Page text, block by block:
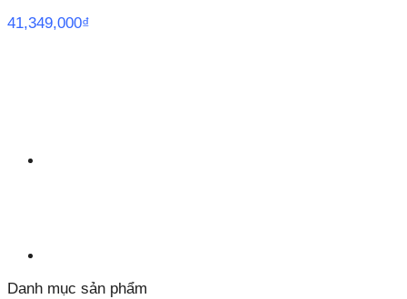
41,349,000₫
Danh mục sản phẩm